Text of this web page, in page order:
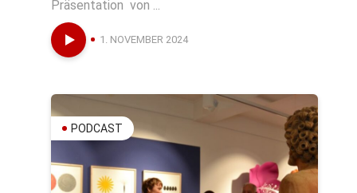
Präsentation von ...
1. NOVEMBER 2024
PODCAST